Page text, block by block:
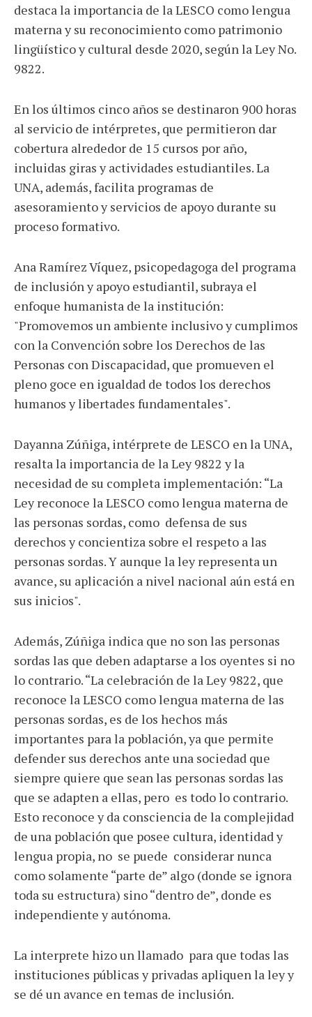
destaca la importancia de la LESCO como lengua
materna y su reconocimiento como patrimonio
lingüístico y cultural desde 2020, según la Ley No.
9822.
En los últimos cinco años se destinaron 900 horas
al servicio de intérpretes, que permitieron dar
cobertura alrededor de 15 cursos por año,
incluidas giras y actividades estudiantiles. La
UNA, además, facilita programas de
asesoramiento y servicios de apoyo durante su
proceso formativo.
Ana Ramírez Víquez, psicopedagoga del programa
de inclusión y apoyo estudiantil, subraya el
enfoque humanista de la institución:
"Promovemos un ambiente inclusivo y cumplimos
con la Convención sobre los Derechos de las
Personas con Discapacidad, que promueven el
pleno goce en igualdad de todos los derechos
humanos y libertades fundamentales".
Dayanna Zúñiga, intérprete de LESCO en la UNA,
resalta la importancia de la Ley 9822 y la
necesidad de su completa implementación: “La
Ley reconoce la LESCO como lengua materna de
las personas sordas, como defensa de sus
derechos y concientiza sobre el respeto a las
personas sordas. Y aunque la ley representa un
avance, su aplicación a nivel nacional aún está en
sus inicios".
Además, Zúñiga indica que no son las personas
sordas las que deben adaptarse a los oyentes si no
lo contrario. “La celebración de la Ley 9822, que
reconoce la LESCO como lengua materna de las
personas sordas, es de los hechos más
importantes para la población, ya que permite
defender sus derechos ante una sociedad que
siempre quiere que sean las personas sordas las
que se adapten a ellas, pero es todo lo contrario.
Esto reconoce y da consciencia de la complejidad
de una población que posee cultura, identidad y
lengua propia, no se puede considerar nunca
como solamente “parte de” algo (donde se ignora
toda su estructura) sino “dentro de”, donde es
independiente y autónoma.
La interprete hizo un llamado para que todas las
instituciones públicas y privadas apliquen la ley y
se dé un avance en temas de inclusión.